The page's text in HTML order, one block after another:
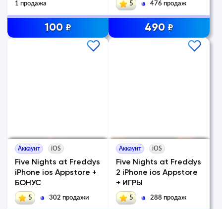
1 продажа
100 ₽
5 476 продаж
490 ₽
Аккаунт iOS
Five Nights at Freddys
iPhone ios Appstore +
БОНУС
5 302 продажи
Аккаунт iOS
Five Nights at Freddys
2 iPhone ios Appstore
+ ИГРЫ
5 288 продаж